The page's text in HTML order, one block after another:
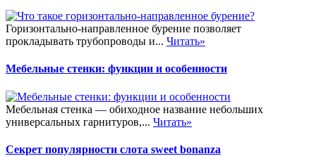
Горизонтально-направленное бурение позволяет
прокладывать трубопроводы и... Читать»
Мебельные стенки: функции и особенности
Мебельная стенка — обиходное название небольших
универсальных гарнитуров,... Читать»
Секрет популярности слота sweet bonanza